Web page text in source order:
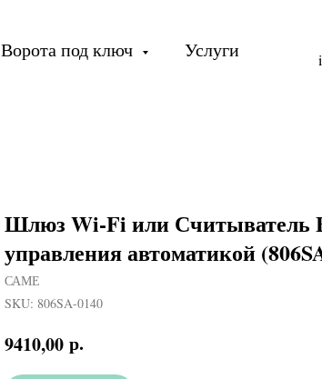
Ворота под ключ Услуги
Шлюз Wi-Fi или Считыватель
управления автоматикой
САМЕ
SKU: 806SA-0140
9410,00 р.